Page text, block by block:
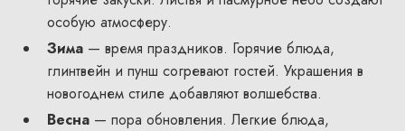
особую атмосферу.
Зима — время праздников. Горячие блюда,
глинтвейн и пунш согревают гостей. Украшения в
новогоднем стиле добавляют волшебства.
Весна — пора обновления. Легкие блюда,